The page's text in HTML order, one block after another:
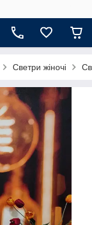
Светри жіночі